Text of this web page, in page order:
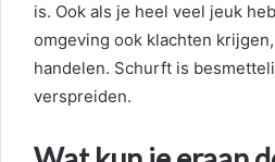
is. Ook als je heel veel jeuk
omgeving ook klachten
handelen. Schurft is
verspreiden.